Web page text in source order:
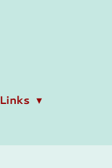
Links